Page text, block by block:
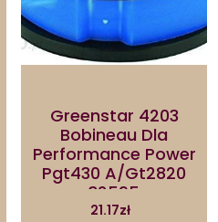
Greenstar 4203
Bobineau Dla
Performance Power
Pgt430 A/Gt2820
32595
21.17zł